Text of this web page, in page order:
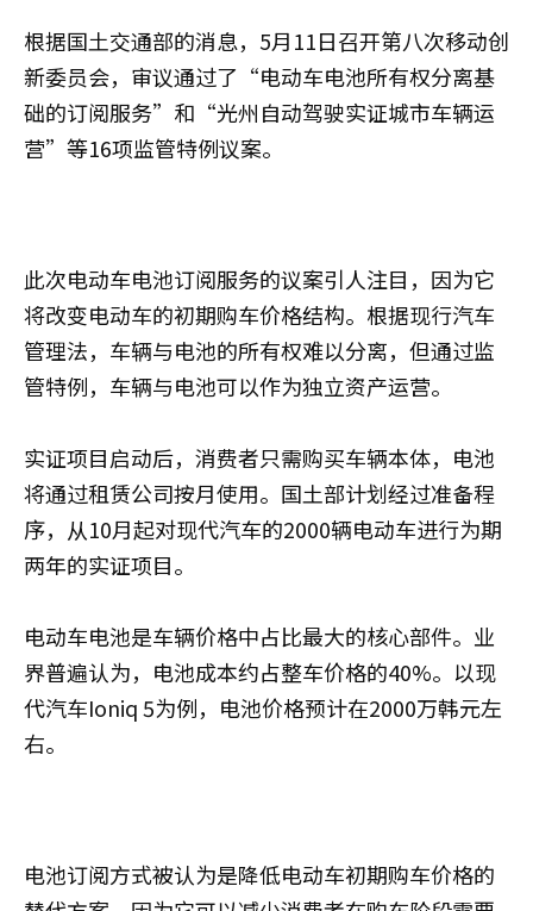
根据国土交通部的消息，5月11日召开第八次移动创
新委员会，审议通过了“电动车电池所有权分离基
础的订阅服务”和“光州自动驾驶实证城市车辆运
营”等16项监管特例议案。
此次电动车电池订阅服务的议案引人注目，因为它
将改变电动车的初期购车价格结构。根据现行汽车
管理法，车辆与电池的所有权难以分离，但通过监
管特例，车辆与电池可以作为独立资产运营。
实证项目启动后，消费者只需购买车辆本体，电池
将通过租赁公司按月使用。国土部计划经过准备程
序，从10月起对现代汽车的2000辆电动车进行为期
两年的实证项目。
电动车电池是车辆价格中占比最大的核心部件。业
界普遍认为，电池成本约占整车价格的40%。以现
代汽车Ioniq 5为例，电池价格预计在2000万韩元左
右。
电池订阅方式被认为是降低电动车初期购车价格的